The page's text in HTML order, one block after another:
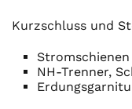
Kurzschluss und
NH-Trenner,